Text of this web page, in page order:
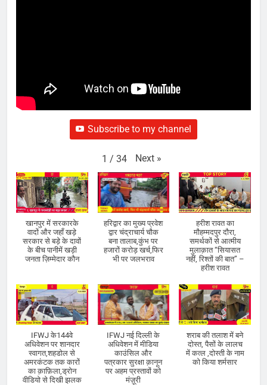
Subscribe to my channel
1 / 34 Next »
खानपुर में सरकारके
वादों और जहाँ खड़े
सरकार से बड़े के दावों
के बीच पानीमें खड़ी
जनता ज़िम्मेदार कौन
हरिद्वार का मुख्य प्रवेश
द्वार चंद्राचार्य चौक
बना तालाब,कुंभ पर
हजारों करोड़ खर्च,फिर
भी पर जलभराव
हरीश रावत का
मौहम्मदपुर दौरा,
समर्थकों से आत्मीय
मुलाक़ात “सियासत
नहीं, रिश्तों की बात” –
हरीश रावत
IFWJ के144वे
अधिवेशन पर शानदार
स्वागत,शहडोल से
अमरकंटक तक कारों
का क़ाफ़िला,ड्रोन
वीडियो से दिखी झलक
IFWJ नई दिल्ली के
अधिवेशन में मीडिया
काउंसिल और
पत्रकार सुरक्षा क़ानून
पर अहम प्रस्तावों को
मंज़ूरी
शराब की तलाश में बने
दोस्त, पैसों के लालच
में कत्ल ,दोस्ती के नाम
को किया शर्मसार